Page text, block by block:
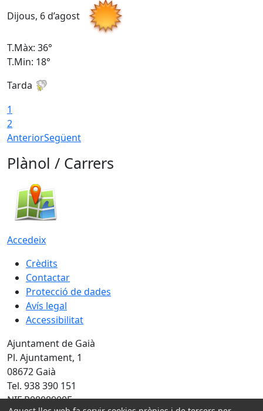
Dijous, 6 d’agost
T.Màx: 36°
T.Min: 18°
Tarda
1
2
AnteriorSegüent
Plànol / Carrers
Accedeix
Crèdits
Contactar
Protecció de dades
Avís legal
Accessibilitat
Ajuntament de Gaià
Pl. Ajuntament, 1
08672 Gaià
Tel. 938 390 151
NIF P0808900E